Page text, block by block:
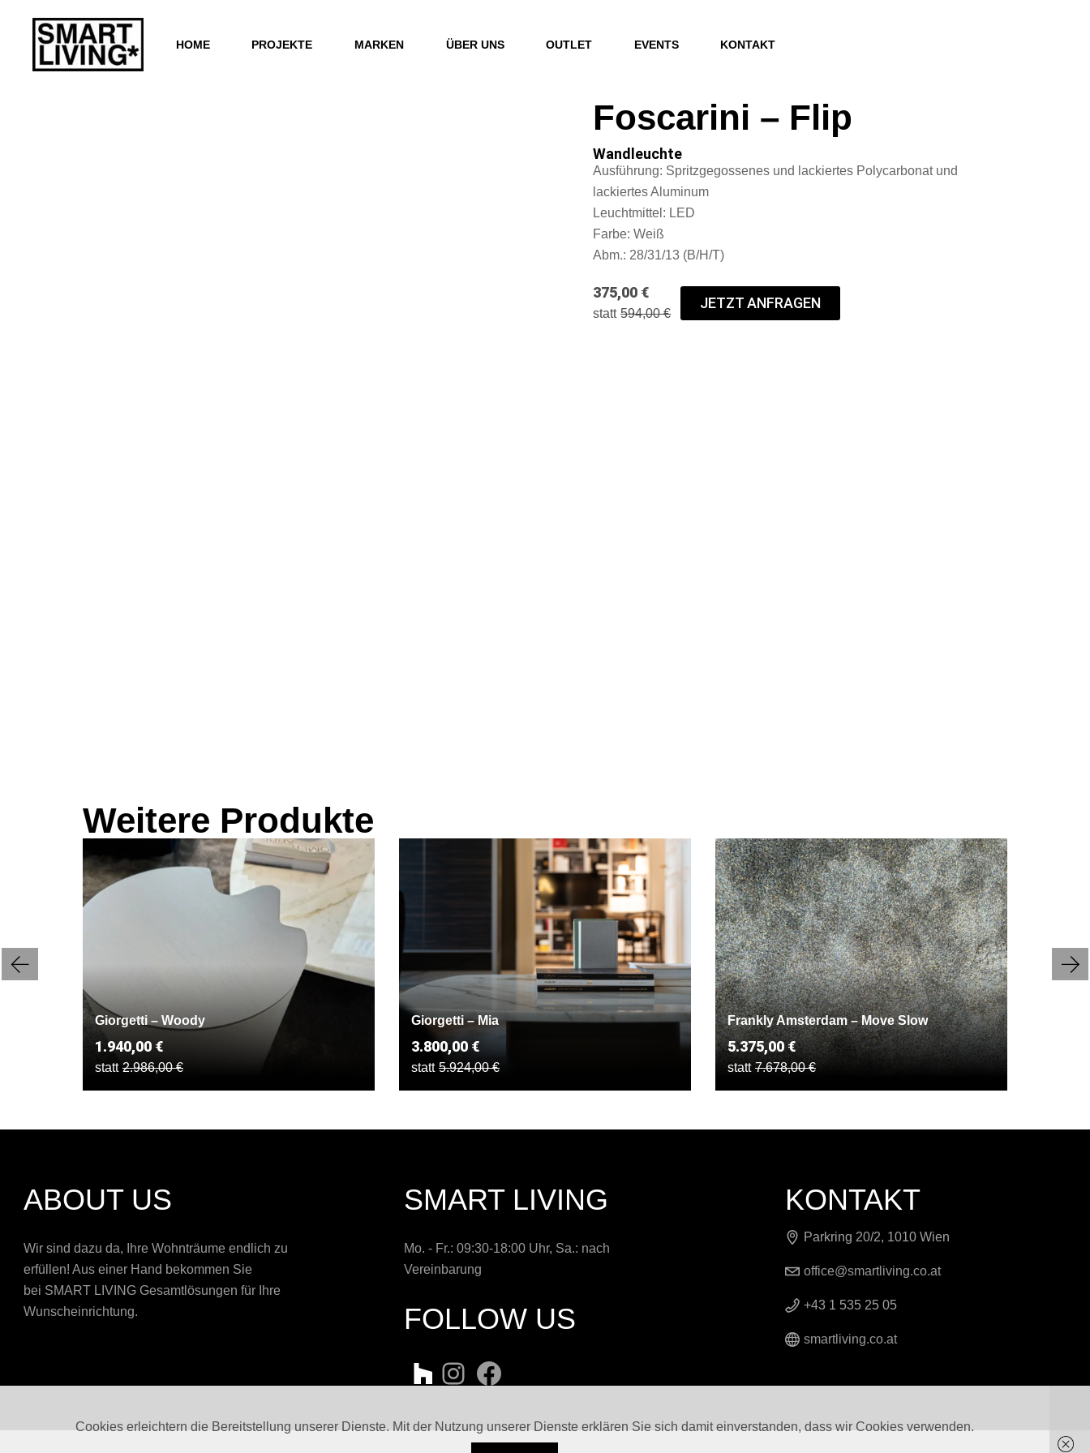
HOME PROJEKTE MARKEN ÜBER UNS OUTLET EVENTS KONTAKT
Foscarini – Flip
Wandleuchte
Ausführung: Spritzgegossenes und lackiertes Polycarbonat und
lackiertes Aluminum
Leuchtmittel: LED
Farbe: Weiß
Abm.: 28/31/13 (B/H/T)
375,00 €
statt 594,00 €
JETZT ANFRAGEN
Weitere Produkte
Giorgetti – Woody
1.940,00 €
statt 2.986,00 €
Giorgetti – Mia
3.800,00 €
statt 5.924,00 €
Frankly Amsterdam – Move Slow
5.375,00 €
statt 7.678,00 €
ABOUT US
Wir sind dazu da, Ihre Wohnträume endlich zu
erfüllen! Aus einer Hand bekommen Sie
bei SMART LIVING Gesamtlösungen für Ihre
Wunscheinrichtung.
SMART LIVING
Mo. - Fr.: 09:30-18:00 Uhr, Sa.: nach
Vereinbarung
FOLLOW US
KONTAKT
Parkring 20/2, 1010 Wien
office@smartliving.co.at
+43 1 535 25 05
smartliving.co.at
Cookies erleichtern die Bereitstellung unserer Dienste. Mit der Nutzung unserer Dienste erklären Sie sich damit einverstanden, dass wir Cookies verwenden.